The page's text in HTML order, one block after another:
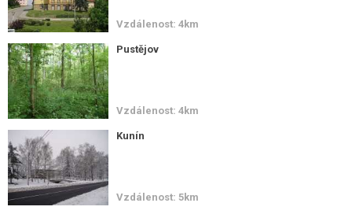
Vzdálenost: 4km
Pustějov
Vzdálenost: 4km
Kunín
Vzdálenost: 5km